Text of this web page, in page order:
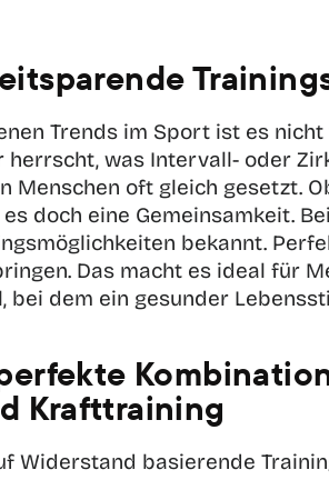
Trends im Sport ist es
was Intervall- oder
Menschen oft gleich gesetzt.
doch eine Gemeinsamkeit.
bekannt.
Das macht es ideal für
bei dem ein gesunder
Krafttraining
Widerstand basierende